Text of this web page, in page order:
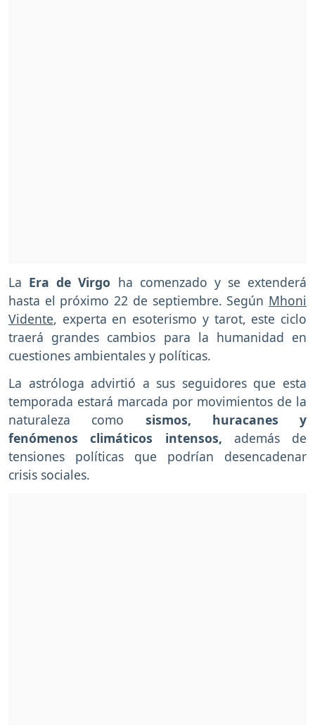
La Era de Virgo ha comenzado y se extenderá
hasta el próximo 22 de septiembre. Según Mhoni
Vidente, experta en esoterismo y tarot, este ciclo
traerá grandes cambios para la humanidad en
cuestiones ambientales y políticas.
La astróloga advirtió a sus seguidores que esta
temporada estará marcada por movimientos de la
naturaleza como sismos, huracanes y
fenómenos climáticos intensos, además de
tensiones políticas que podrían desencadenar
crisis sociales.